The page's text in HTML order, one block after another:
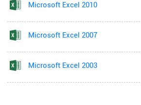
Microsoft Excel 2010
Microsoft Excel 2007
Microsoft Excel 2003